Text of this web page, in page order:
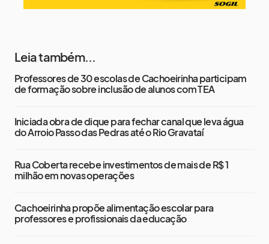
Leia também...
Professores de 30 escolas de Cachoeirinha participam
de formação sobre inclusão de alunos com TEA
Iniciada obra de dique para fechar canal que leva água
do Arroio Passo das Pedras até o Rio Gravataí
Rua Coberta recebe investimentos de mais de R$ 1
milhão em novas operações
Cachoeirinha propõe alimentação escolar para
professores e profissionais da educação